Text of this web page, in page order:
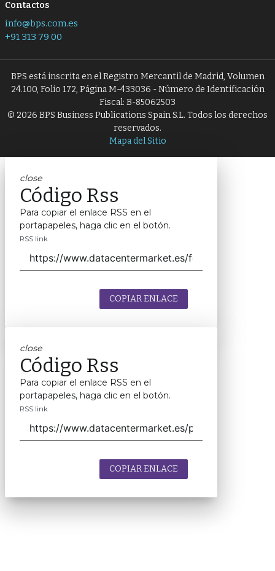
Contactos
info@bps.com.es
+91 313 79 00
BPS está inscrita en el Registro Mercantil de Madrid, Volumen
24.100, Folio 172, Página M-433036 - Número de Identificación
Fiscal: B-85062503
© 2026 BPS Business Publications Spain S.L. Todos los derechos
reservados.
Mapa del Sitio
close
Código Rss
Para copiar el enlace RSS en el
portapapeles, haga clic en el botón.
RSS link
COPIAR ENLACE
close
Código Rss
Para copiar el enlace RSS en el
portapapeles, haga clic en el botón.
RSS link
COPIAR ENLACE